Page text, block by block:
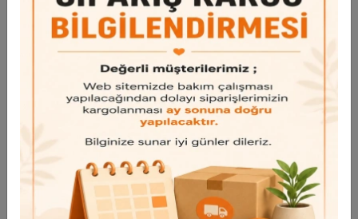
Taksit Seçenekleri
Bu ürün için henüz yorum yapılmadı.
Yorum Yap
Benzer Ürünler
Bu ürünü inceleyen kullanıcılar bunlara da baktı